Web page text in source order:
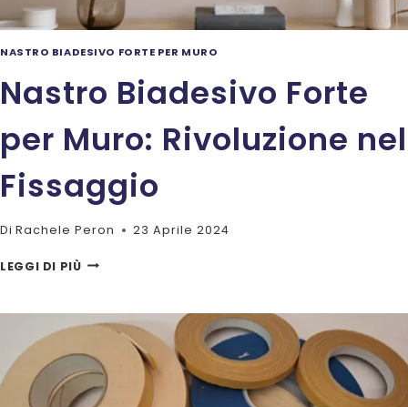
NASTRO BIADESIVO FORTE PER MURO
Nastro Biadesivo Forte
per Muro: Rivoluzione nel
Fissaggio
Di Rachele Peron 23 Aprile 2024
LEGGI DI PIÙNASTRO
PER
MURO:
RIVOLUZIONE
NEL
FISSAGGIO